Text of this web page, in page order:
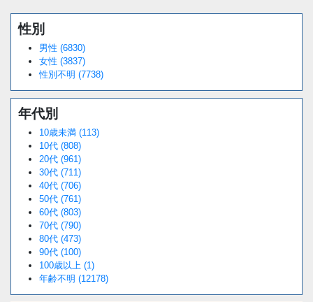
性別
男性 (6830)
女性 (3837)
性別不明 (7738)
年代別
10歳未満 (113)
10代 (808)
20代 (961)
30代 (711)
40代 (706)
50代 (761)
60代 (803)
70代 (790)
80代 (473)
90代 (100)
100歳以上 (1)
年齢不明 (12178)